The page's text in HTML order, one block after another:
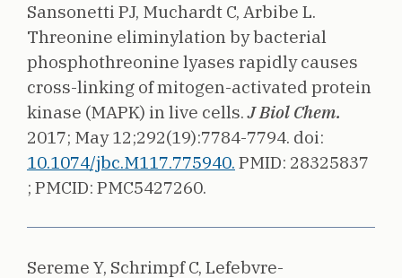
Sansonetti PJ, Muchardt C, Arbibe L.
Threonine eliminylation by bacterial
phosphothreonine lyases rapidly causes
cross-linking of mitogen-activated protein
kinase (MAPK) in live cells. J Biol Chem.
2017; May 12;292(19):7784-7794. doi:
10.1074/jbc.M117.775940. PMID: 28325837
; PMCID: PMC5427260.
Sereme Y, Schrimpf C, Lefebvre-